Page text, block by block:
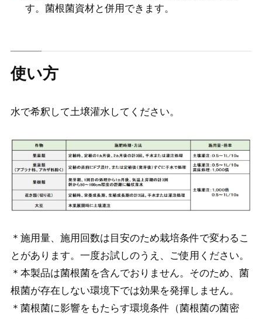
す。菌根菌資材と併用できます。
使い方
水で希釈して土壌灌水してください。
＊施用量、施用回数は目安のため栽培条件で変わるこ
とがあります。一度お試しのうえ、ご使用ください。
＊本製品は菌根菌を含んでおりません。そのため、菌
根菌が存在しない環境下では効果を発揮しません。
＊菌根菌に影響をもたらす環境条件（菌根菌の菌密